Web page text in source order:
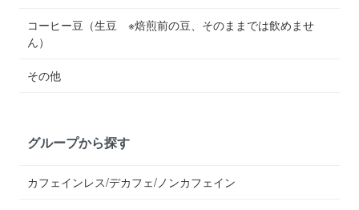
コーヒー豆（生豆 ※焙煎前の豆、そのままでは飲めませ
ん）
その他
グループから探す
カフェインレス/デカフェ/ノンカフェイン